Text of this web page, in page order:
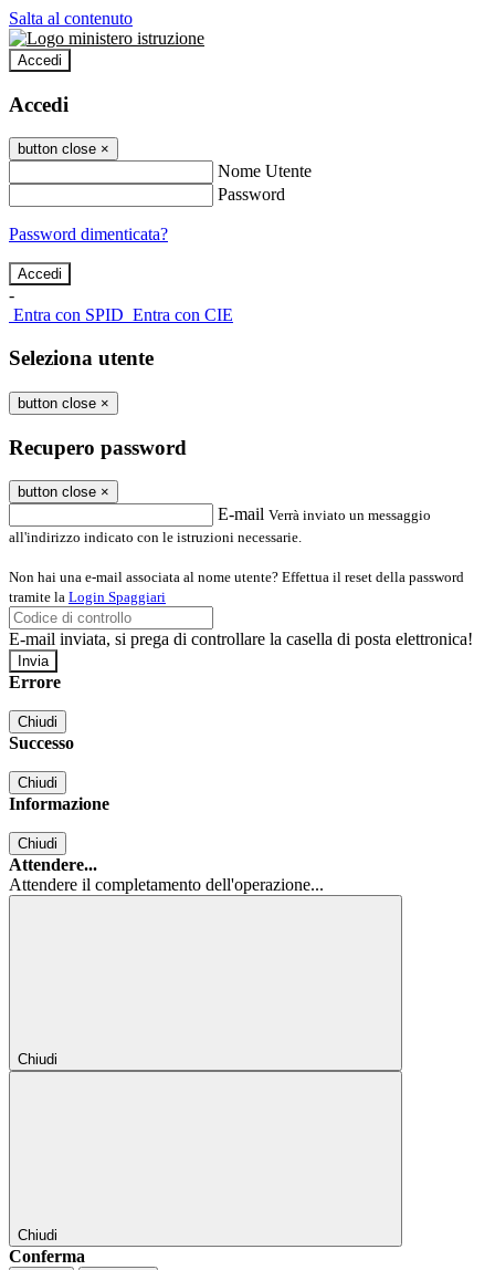
Salta al contenuto
Accedi
Accedi
button close ×
Nome Utente
Password
Password dimenticata?
-
Entra con SPID Entra con CIE
Seleziona utente
button close ×
Recupero password
button close ×
E-mail Verrà inviato un messaggio
all'indirizzo indicato con le istruzioni necessarie.
Non hai una e-mail associata al nome utente? Effettua il reset della password
tramite la Login Spaggiari
E-mail inviata, si prega di controllare la casella di posta elettronica!
Errore
Chiudi
Successo
Chiudi
Informazione
Chiudi
Attendere...
Attendere il completamento dell'operazione...
Chiudi
Chiudi
Conferma